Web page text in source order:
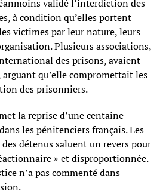
validé l’interdiction des
à condition qu’elles portent
victimes par leur nature, leurs
Plusieurs associations,
des prisons, avaient
qu’elle compromettait les
des prisonniers.
la reprise d’une centaine
les pénitenciers français. Les
détenus saluent un revers pour
» et disproportionnée.
n’a pas commenté dans